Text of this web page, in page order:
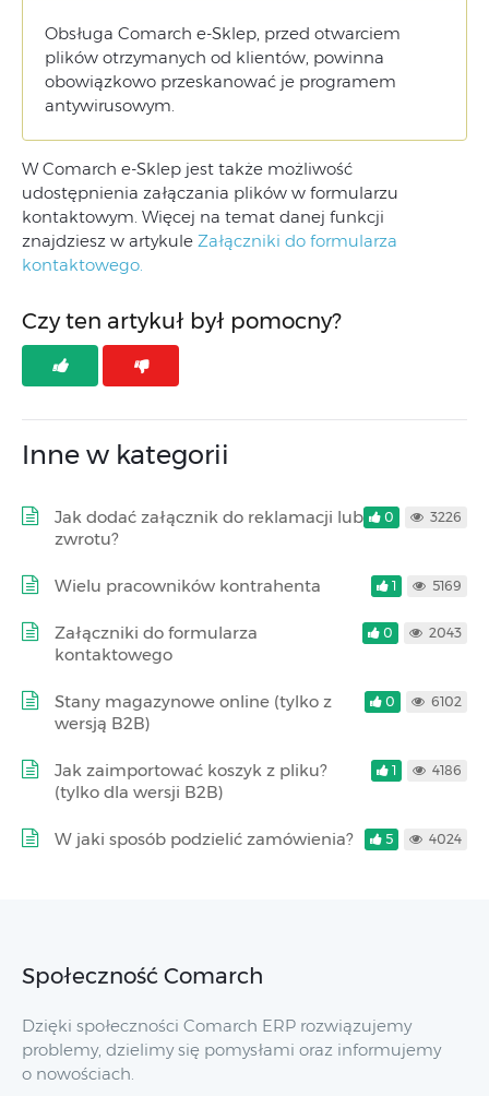
Obsługa Comarch e-Sklep, przed otwarciem
plików otrzymanych od klientów, powinna
obowiązkowo przeskanować je programem
antywirusowym.
W Comarch e-Sklep jest także możliwość
udostępnienia załączania plików w formularzu
kontaktowym. Więcej na temat danej funkcji
znajdziesz w artykule Załączniki do formularza
kontaktowego.
Czy ten artykuł był pomocny?
Inne w kategorii
Jak dodać załącznik do reklamacji lub
zwrotu?
0 3226
Wielu pracowników kontrahenta 1 5169
Załączniki do formularza
kontaktowego
0 2043
Stany magazynowe online (tylko z
wersją B2B)
0 6102
Jak zaimportować koszyk z pliku?
(tylko dla wersji B2B)
1 4186
W jaki sposób podzielić zamówienia? 5 4024
Społeczność Comarch
Dzięki społeczności Comarch ERP rozwiązujemy
problemy, dzielimy się pomysłami oraz informujemy
o nowościach.